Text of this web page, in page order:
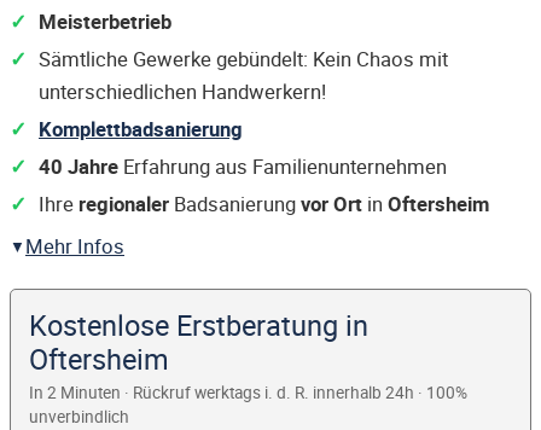
Meisterbetrieb
Sämtliche Gewerke gebündelt: Kein Chaos mit
unterschiedlichen Handwerkern!
Komplettbadsanierung
40 Jahre Erfahrung aus Familienunternehmen
Ihre regionaler Badsanierungvor Ort in Oftersheim
Mehr Infos
Kostenlose Erstberatung in
Oftersheim
In 2 Minuten · Rückruf werktags i. d. R. innerhalb 24h · 100%
unverbindlich